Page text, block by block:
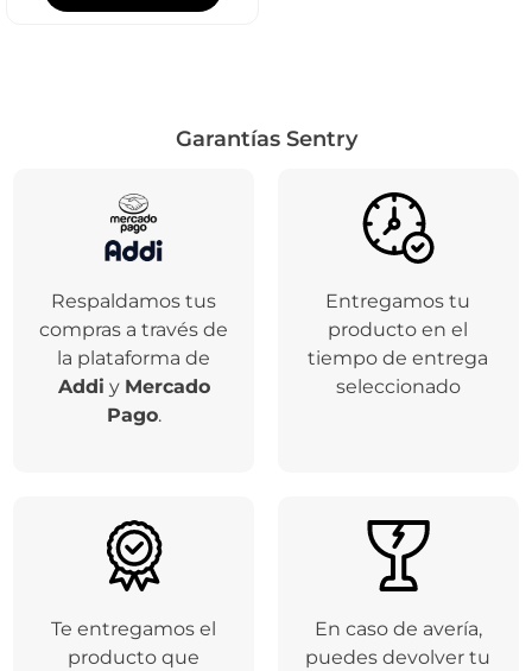
Garantías Sentry
Respaldamos tus
compras a través de
la plataforma de
Addi y Mercado
Pago.
Entregamos tu
producto en el
tiempo de entrega
seleccionado
Te entregamos el
producto que
En caso de avería,
puedes devolver tu